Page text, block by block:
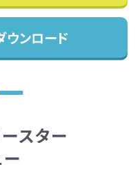
ウンロード
スター